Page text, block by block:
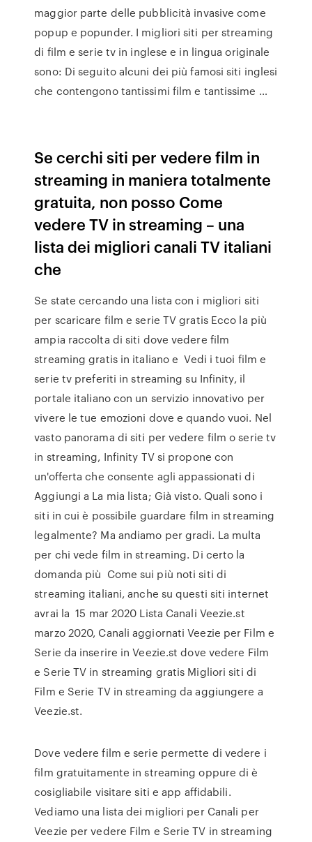
maggior parte delle pubblicità invasive come
popup e popunder. I migliori siti per streaming
di film e serie tv in inglese e in lingua originale
sono: Di seguito alcuni dei più famosi siti inglesi
che contengono tantissimi film e tantissime …
Se cerchi siti per vedere film in
streaming in maniera totalmente
gratuita, non posso Come
vedere TV in streaming – una
lista dei migliori canali TV italiani
che
Se state cercando una lista con i migliori siti
per scaricare film e serie TV gratis Ecco la più
ampia raccolta di siti dove vedere film
streaming gratis in italiano e Vedi i tuoi film e
serie tv preferiti in streaming su Infinity, il
portale italiano con un servizio innovativo per
vivere le tue emozioni dove e quando vuoi. Nel
vasto panorama di siti per vedere film o serie tv
in streaming, Infinity TV si propone con
un'offerta che consente agli appassionati di
Aggiungi a La mia lista; Già visto. Quali sono i
siti in cui è possibile guardare film in streaming
legalmente? Ma andiamo per gradi. La multa
per chi vede film in streaming. Di certo la
domanda più Come sui più noti siti di
streaming italiani, anche su questi siti internet
avrai la 15 mar 2020 Lista Canali Veezie.st
marzo 2020, Canali aggiornati Veezie per Film e
Serie da inserire in Veezie.st dove vedere Film
e Serie TV in streaming gratis Migliori siti di
Film e Serie TV in streaming da aggiungere a
Veezie.st.
Dove vedere film e serie permette di vedere i
film gratuitamente in streaming oppure di è
cosigliabile visitare siti e app affidabili.
Vediamo una lista dei migliori per Canali per
Veezie per vedere Film e Serie TV in streaming